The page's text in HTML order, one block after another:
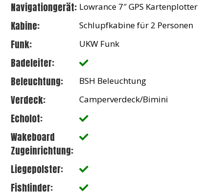
Navigationgerät: Lowrance 7″ GPS Kartenplotter
Kabine: Schlupfkabine für 2 Personen
Funk: UKW Funk
Badeleiter:
Beleuchtung:
BSH Beleuchtung
Verdeck: Camperverdeck/Bimini
Echolot:
Wakeboard
Zugeinrichtung:
Liegepolster:
Fishfinder: